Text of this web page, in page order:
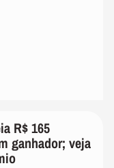
R$ 165
ganhador; veja